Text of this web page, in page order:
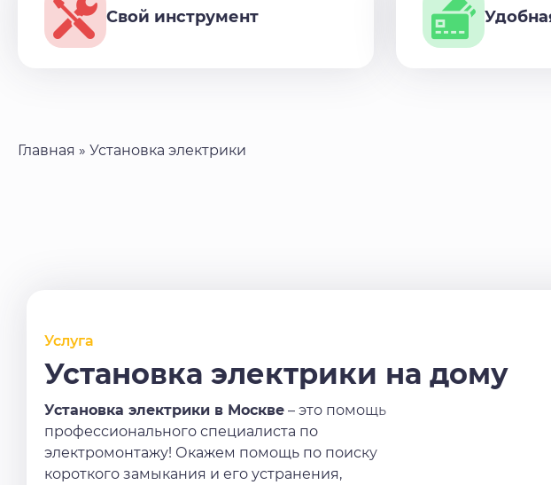
Свой инструмент
Главная » Установка электрики
Услуга
Установка электрики на дому
Установка электрики в Москве – это помощь
профессионального специалиста по
электромонтажу! Окажем помощь по поиску
короткого замыкания и его устранения,